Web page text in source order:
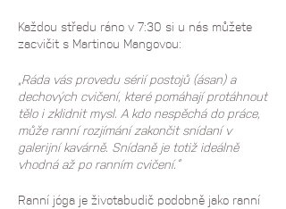
Každou středu ráno v 7:30 si u nás můžete
zacvičit s Martinou Mangovou:
„Ráda vás provedu sérií postojů (ásan) a
dechových cvičení, které pomáhají protáhnout
tělo i zklidnit mysl. A kdo nespěchá do práce,
může ranní rozjímání zakončit snídaní v
galerijní kavárně. Snídaně je totiž ideálně
vhodná až po ranním cvičení.“
Ranní jóga je životabudič podobně jako ranní